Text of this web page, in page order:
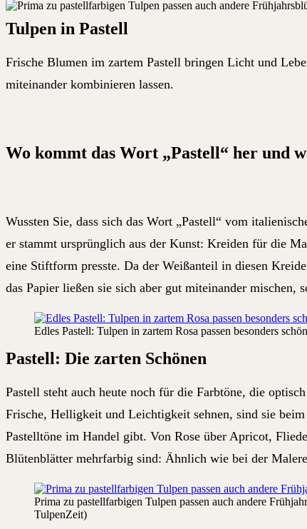
Tulpen in Pastell
Frische Blumen im zartem Pastell bringen Licht und
miteinander kombinieren lassen.
Wo kommt das Wort „Pastell“ her und
Wussten Sie, dass sich das Wort „Pastell“ vom
er stammt ursprünglich aus der Kunst: Kreiden für die
eine Stiftform presste. Da der Weißanteil in diesen
das Papier ließen sie sich aber gut miteinander mischen,
Edles Pastell: Tulpen in zartem Rosa passen besonders
Pastell: Die zarten Schönen
Pastell steht auch heute noch für die Farbtöne, die
Frische, Helligkeit und Leichtigkeit sehnen, sind sie
Pastelltöne im Handel gibt. Von Rose über Apricot,
Blütenblätter mehrfarbig sind: Ähnlich wie bei der
Prima zu pastellfarbigen Tulpen passen auch andere
TulpenZeit)